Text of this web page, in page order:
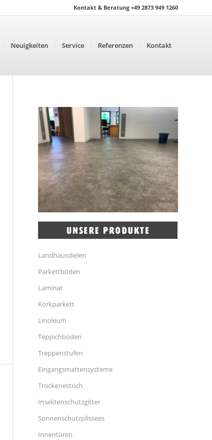
Kontakt & Beratung +49 2873 949 1260
Neuigkeiten Service Referenzen Kontakt
Landhausdielen
Parkettböden
Laminat
Korkparkett
Linoleum
Teppichböden
Treppenstufen
Eingangsmattensysteme
Trockenestrich
Insektenschutzgitter
Sonnenschutzplissees
Innentüren